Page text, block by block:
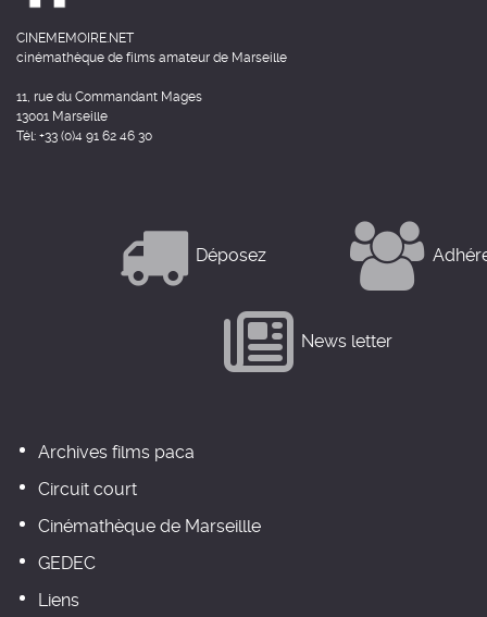
CINEMEMOIRE.NET
cinémathèque de films amateur de Marseille
11, rue du Commandant Mages
13001 Marseille
Tél: +33 (0)4 91 62 46 30
Déposez
News letter
Archives films paca
Circuit court
Cinémathèque de Marseillle
GEDEC
Liens